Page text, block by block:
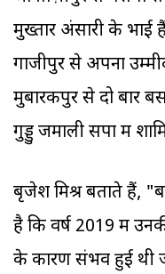
मुख्तार अंसारी के
गाजीपुर से अपना
मुबारकपुर से दो बार
गुड्डु जमाली सपा में
बृजेश मिश्र बताते हैं,
है कि वर्ष 2019 में
के कारण संभव हुई थी